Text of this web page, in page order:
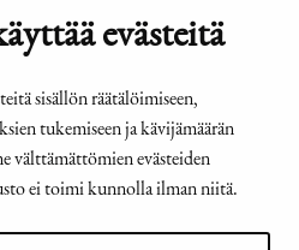
evästeitä
sisällön räätälöimiseen,
tukemiseen ja kävijämäärän
välttämättömien evästeiden
ei toimi kunnolla ilman niitä.
Presidentti.fi-sivuston
saavutettavuusseloste